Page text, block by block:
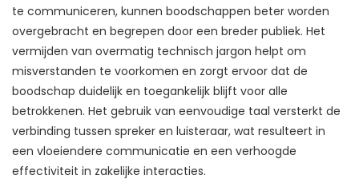
te communiceren, kunnen boodschappen beter worden
overgebracht en begrepen door een breder publiek. Het
vermijden van overmatig technisch jargon helpt om
misverstanden te voorkomen en zorgt ervoor dat de
boodschap duidelijk en toegankelijk blijft voor alle
betrokkenen. Het gebruik van eenvoudige taal versterkt de
verbinding tussen spreker en luisteraar, wat resulteert in
een vloeiendere communicatie en een verhoogde
effectiviteit in zakelijke interacties.